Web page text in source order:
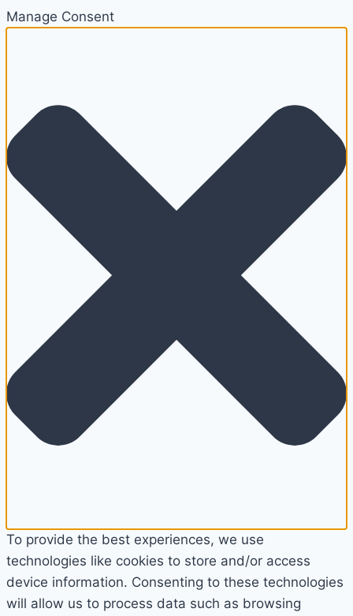
Manage Consent
To provide the best experiences, we use
technologies like cookies to store and/or access
device information. Consenting to these technologies
will allow us to process data such as browsing